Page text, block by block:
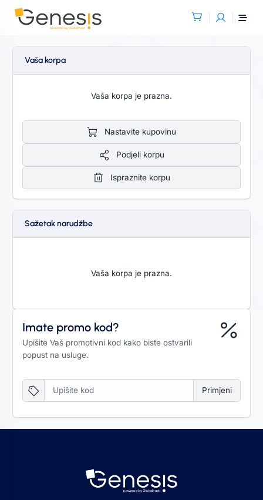
Vaša korpa
Vaša korpa je prazna.
Nastavite kupovinu
Podjeli korpu
Ispraznite korpu
Sažetak narudžbe
Vaša korpa je prazna.
Imate promo kod?
Upišite Vaš promotivni kod kako biste ostvarili
popust na usluge.
Primjeni